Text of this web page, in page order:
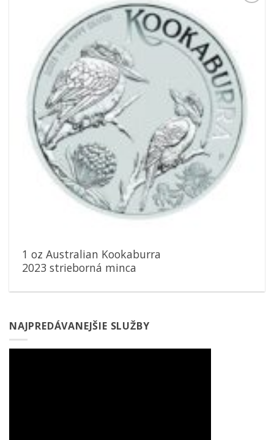
1 oz Australian Kookaburra
2023 strieborná minca
NAJPREDÁVANEJŠIE SLUŽBY